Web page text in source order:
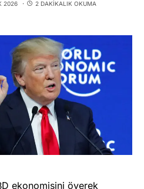
2026 2 DAKIKALIK OKUMA
ekonomisini överek